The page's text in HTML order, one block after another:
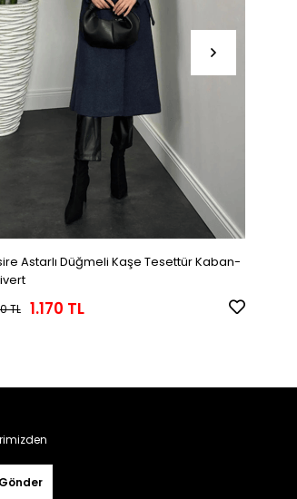
Astarlı Düğmeli Kaşe Tesettür Kaban-
1.170 TL
TL
Gönder